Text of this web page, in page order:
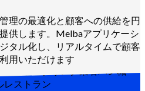
プ独立系レストラン
ン ケータリング業者パン職
レストラン
理の最適化と顧客への供給を円
供します。Melbaアプリケーシ
タル化し、リアルタイムで顧客
用いただけます